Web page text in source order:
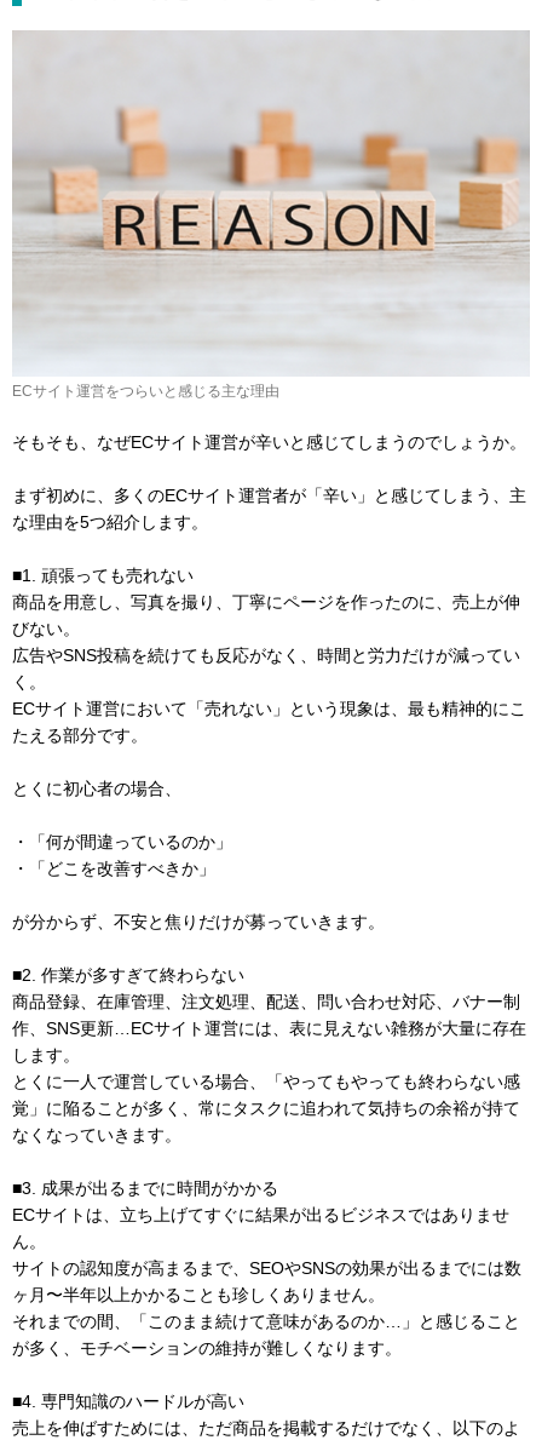
ECサイト運営をつらいと感じる主な理由
そもそも、なぜECサイト運営が辛いと感じてしまうのでしょうか。
まず初めに、多くのECサイト運営者が「辛い」と感じてしまう、主
な理由を5つ紹介します。
■1. 頑張っても売れない
商品を用意し、写真を撮り、丁寧にページを作ったのに、売上が伸
びない。
広告やSNS投稿を続けても反応がなく、時間と労力だけが減ってい
く。
ECサイト運営において「売れない」という現象は、最も精神的にこ
たえる部分です。
とくに初心者の場合、
・「何が間違っているのか」
・「どこを改善すべきか」
が分からず、不安と焦りだけが募っていきます。
■2. 作業が多すぎて終わらない
商品登録、在庫管理、注文処理、配送、問い合わせ対応、バナー制
作、SNS更新…ECサイト運営には、表に見えない雑務が大量に存在
します。
とくに一人で運営している場合、「やってもやっても終わらない感
覚」に陥ることが多く、常にタスクに追われて気持ちの余裕が持て
なくなっていきます。
■3. 成果が出るまでに時間がかかる
ECサイトは、立ち上げてすぐに結果が出るビジネスではありませ
ん。
サイトの認知度が高まるまで、SEOやSNSの効果が出るまでには数
ヶ月〜半年以上かかることも珍しくありません。
それまでの間、「このまま続けて意味があるのか…」と感じること
が多く、モチベーションの維持が難しくなります。
■4. 専門知識のハードルが高い
売上を伸ばすためには、ただ商品を掲載するだけでなく、以下のよ